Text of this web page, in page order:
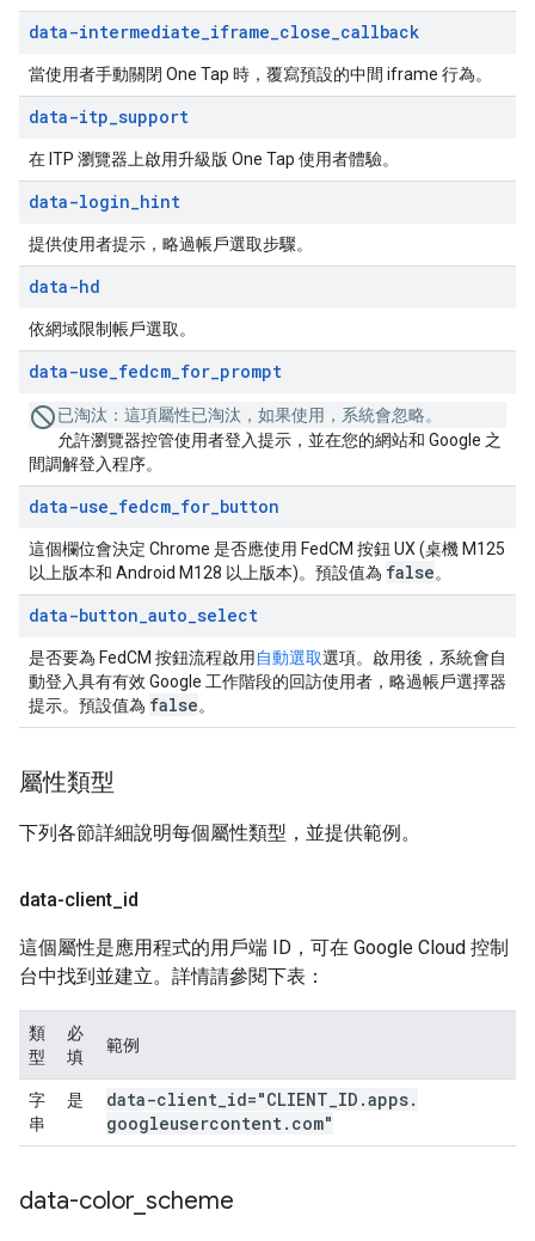
data-intermediate_iframe_close_callback
當使用者手動關閉 One Tap 時，覆寫預設的中間 iframe 行為。
data-itp_support
在 ITP 瀏覽器上啟用升級版 One Tap 使用者體驗。
data-login_hint
提供使用者提示，略過帳戶選取步驟。
data-hd
依網域限制帳戶選取。
data-use_fedcm_for_prompt
已淘汰： 這項屬性已淘汰，如果使用，系統會忽略。
允許瀏覽器控管使用者登入提示，並在您的網站和 Google 之
間調解登入程序。
data-use_fedcm_for_button
這個欄位會決定 Chrome 是否應使用 FedCM 按鈕 UX (桌機 M125
以上版本和 Android M128 以上版本)。預設值為 false。
data-button_auto_select
是否要為 FedCM 按鈕流程啟用 自動選取選項。啟用後，系統會自
動登入具有有效 Google 工作階段的回訪使用者，略過帳戶選擇器
提示。預設值為 false。
屬性類型
下列各節詳細說明每個屬性類型，並提供範例。
data-client id
這個屬性是應用程式的用戶端 ID，可在 Google Cloud 控制
台中找到並建立。詳情請參閱下表：
類
型
必
填
範例
字
串
是 data-client id="CLIENT ID .apps.
googleusercontent. com"
data-color scheme